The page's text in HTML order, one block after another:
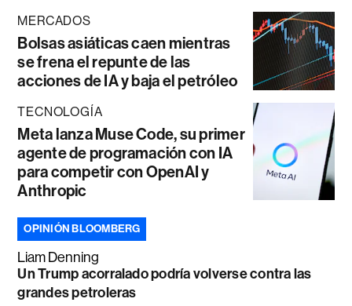
MERCADOS
Bolsas asiáticas caen mientras
se frena el repunte de las
acciones de IA y baja el petróleo
TECNOLOGÍA
Meta lanza Muse Code, su primer
agente de programación con IA
para competir con OpenAI y
Anthropic
OPINIÓN BLOOMBERG
Liam Denning
Un Trump acorralado podría volverse contra las
grandes petroleras